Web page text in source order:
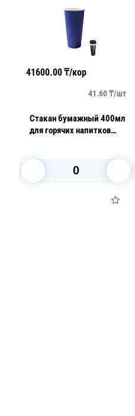
38200.00₸/кор
76.40₸/
Стакан бумажный 400мл
трехслойный Красная